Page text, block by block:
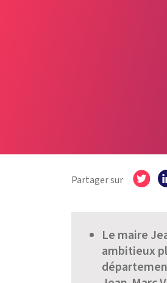
Partager sur
Le maire
ambitieux